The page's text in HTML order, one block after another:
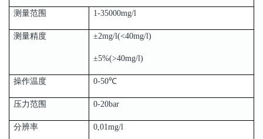
测量范围 1-35000mg/l
测量精度 ±2mg/l(<40mg/l)
±5%(>40mg/l)
操作温度 0-50℃
压力范围 0-20bar
分辨率 0,01mg/l